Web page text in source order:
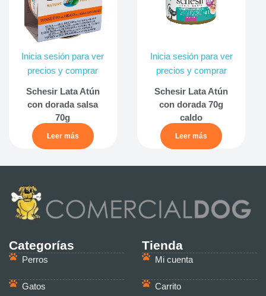
Inicia sesión para ver
precios y comprar
Schesir Lata Atún
con dorada salsa
70g
Leer más
Inicia sesión para ver
precios y comprar
Schesir Lata Atún
con dorada 70g
caldo
Leer más
Categorías
Perros
Gatos
Tienda
Mi cuenta
Carrito